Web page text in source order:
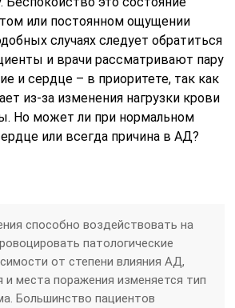
или постоянном ощущении
случаях следует обратиться
и врачи рассматривают пару
и сердце – в приоритете, так как
из-за изменения нагрузки крови
Но может ли при нормальном
или всегда причина в АД?
способно воздействовать на
патологические
от степени влияния АД,
и места поражения изменяется тип
Большинство пациентов